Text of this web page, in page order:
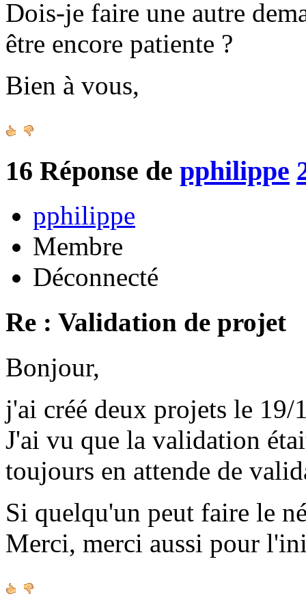
Dois-je faire une autre
être encore patiente ?
Bien à vous,
16 Réponse de pphilippe
pphilippe
Membre
Déconnecté
Re : Validation de projet
Bonjour,
j'ai créé deux projets le 19/
J'ai vu que la validation
toujours en attende de
Si quelqu'un peut faire le
Merci, merci aussi pour